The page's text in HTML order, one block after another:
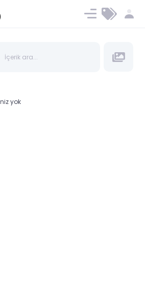
Ücret ve Planlar
yok